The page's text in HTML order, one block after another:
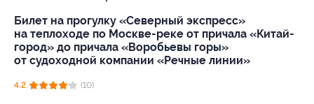
Билет на прогулку «Северный экспресс»
на теплоходе по Москве-реке от причала «Китай-
город» до причала «Воробьевы горы»
от судоходной компании «Речные линии»
4.2 (10)